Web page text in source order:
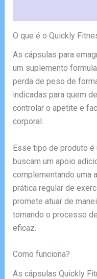
O que é o Quickly
As cápsulas para
um suplemento
perda de peso de
indicadas para quem
controlar o apetite e
corporal.
Esse tipo de produto
buscam um apoio
complementando uma
prática regular de
promete atuar de
tornando o processo
eficaz.
Como funciona?
As cápsulas Quickly